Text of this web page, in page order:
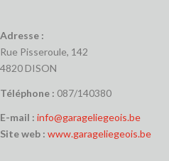
Adresse :
Rue Pisseroule, 142
4820 DISON
Téléphone : 087/140380
E-mail : info@garageliegeois.be
Site web : www.garageliegeois.be